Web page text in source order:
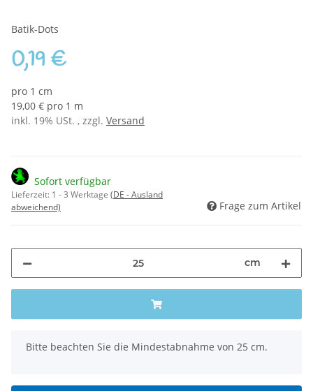
Batik-Dots
0,19 €
pro 1 cm
19,00 € pro 1 m
inkl. 19% USt. , zzgl. Versand
Sofort verfügbar
Lieferzeit: 1 - 3 Werktage (DE - Ausland
abweichend)
Frage zum Artikel
cm
x
Bitte beachten Sie die Mindestabnahme von 25 cm.